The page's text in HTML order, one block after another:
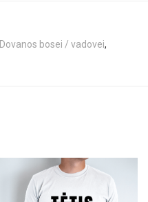
Dovanos bosei / vadovei,